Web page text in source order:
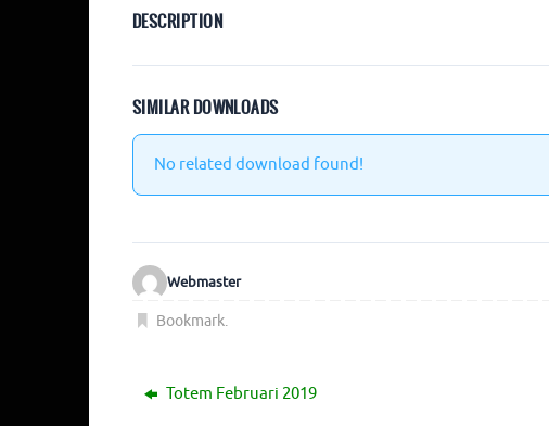
DESCRIPTION
SIMILAR DOWNLOADS
No related download found!
Webmaster
Bookmark.
Totem Februari 2019